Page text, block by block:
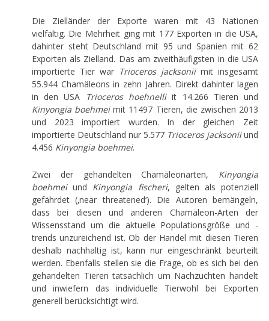
Die Zielländer der Exporte waren mit 43 Nationen
vielfältig. Die Mehrheit ging mit 177 Exporten in die USA,
dahinter steht Deutschland mit 95 und Spanien mit 62
Exporten als Zielland. Das am zweithäufigsten in die USA
importierte Tier war Trioceros jacksoniimit insgesamt
55.944 Chamäleons in zehn Jahren. Direkt dahinter lagen
in den USA
Trioceros hoehnelliit 14.266 Tieren und
Kinyongia boehmeimit 11497 Tieren, die zwischen 2013
und 2023 importiert wurden. In der gleichen Zeit
importierte Deutschland nur 5.577 Trioceros jacksoniiund
4.456 Kinyongia boehmei.
Zwei der gehandelten Chamäleonarten, Kinyongia
boehmeiund Kinyongia fischeri, gelten als potenziell
gefährdet (‚near threatened‘). Die Autoren bemängeln,
dass bei diesen und anderen Chamäleon-Arten der
Wissensstand um die aktuelle Populationsgröße und -
trends unzureichend ist. Ob der Handel mit diesen Tieren
deshalb nachhaltig ist, kann nur eingeschränkt beurteilt
werden. Ebenfalls stellen sie die Frage, ob es sich bei den
gehandelten Tieren tatsächlich um Nachzuchten handelt
und inwiefern das individuelle Tierwohl bei Exporten
generell berücksichtigt wird.